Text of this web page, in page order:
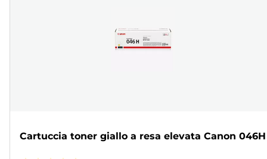
Cartuccia toner giallo a resa elevata Canon 046H